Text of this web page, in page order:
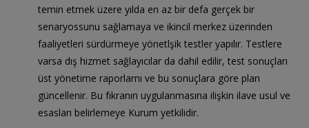
temin etmek üzere yılda en az bir defa gerçek bir
senaryossunu sağlamaya ve ikincil merkez üzerinden
faaliyetleri sürdürmeye yönetlşik testler yapılır. Testlere
varsa dış hizmet sağlayıcılar da dahil edilir, test sonuçları
üst yönetime raporlarnı ve bu sonuçlara göre plan
güncellenir. Bu fıkranın uygulanmasına ilişkin ilave usul ve
esasları belirlemeye Kurum yetkilidir.